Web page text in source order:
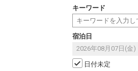
キーワード
宿泊日
日付未定